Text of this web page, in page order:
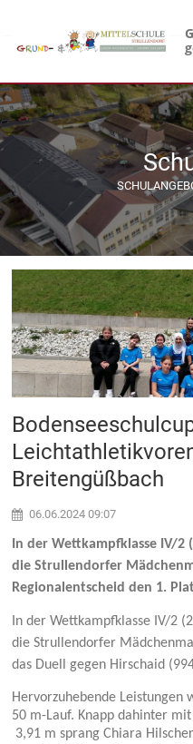
Schulleben
Breitengüßbach
06.06.2024 09:07
In der Wettkampfklasse IV/
die Strullendorfer
Regionalentscheid den 1.
In der Wettkampfklasse IV/2
die Strullendorfer
das Duell gegen Hirschaid
Hervorzuhebende Leistungen
50 m-Lauf. Knapp dahinter
3,91 m sprang Chiara